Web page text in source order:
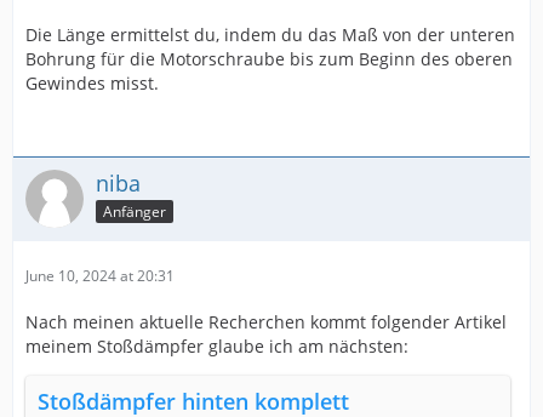
Die Länge ermittelst du, indem du das Maß von der unteren
Bohrung für die Motorschraube bis zum Beginn des oberen
Gewindes misst.
niba
Anfänger
June 10, 2024 at 20:31
Nach meinen aktuelle Recherchen kommt folgender Artikel
meinem Stoßdämpfer glaube ich am nächsten:
Stoßdämpfer hinten komplett